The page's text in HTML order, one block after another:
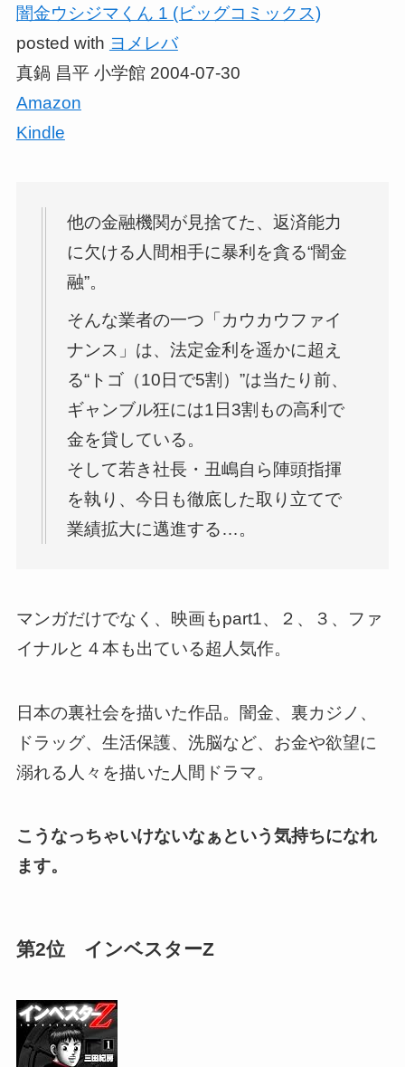
闇金ウシジマくん 1 (ビッグコミックス)
posted with ヨメレバ
真鍋 昌平 小学館 2004-07-30
Amazon
Kindle
他の金融機関が見捨てた、返済能力
に欠ける人間相手に暴利を貪る“闇金
融”。
そんな業者の一つ「カウカウファイ
ナンス」は、法定金利を遥かに超え
る“トゴ（10日で5割）”は当たり前、
ギャンブル狂には1日3割もの高利で
金を貸している。
そして若き社長・丑嶋自ら陣頭指揮
を執り、今日も徹底した取り立てで
業績拡大に邁進する…。
マンガだけでなく、映画もpart1、２、３、ファ
イナルと４本も出ている超人気作。
日本の裏社会を描いた作品。闇金、裏カジノ、
ドラッグ、生活保護、洗脳など、お金や欲望に
溺れる人々を描いた人間ドラマ。
こうなっちゃいけないなぁという気持ちになれ
ます。
第2位 インベスターZ